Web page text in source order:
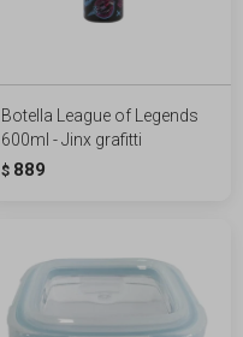
Botella League of Legends
600ml - Jinx grafitti
$ 889